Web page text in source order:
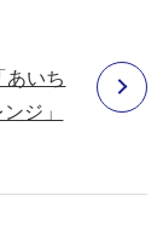
あいち
ジ」